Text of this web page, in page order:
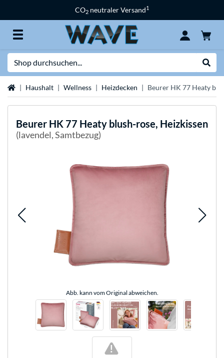
CO2 neutraler Versand1
StartseiteHaushalt Wellness Heizdecken Beurer HK 77 Heaty
Beurer HK 77 Heaty blush-rose, Heizkissen
(lavendel, Samtbezug)
Abb. kann vom Original abweichen.
!